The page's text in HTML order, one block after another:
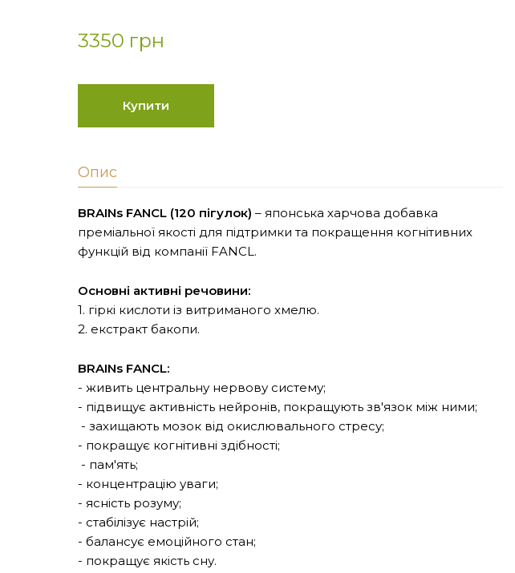
3350 грн
Купити
Опис
BRAINs FANCL (120 пігулок) – японська харчова добавка
преміальної якості для підтримки та покращення когнітивних
функцій від компанії FANCL.
Основні активні речовини:
1. гіркі кислоти із витриманого хмелю.
2. екстракт бакопи.
BRAINs FANCL:
- живить центральну нервову систему;
- підвищує активність нейронів, покращують зв'язок між ними;
- захищають мозок від окислювального стресу;
- покращує когнітивні здібності;
- пам'ять;
- концентрацію уваги;
- ясність розуму;
- стабілізує настрій;
- балансує емоційного стан;
- покращує якість сну.